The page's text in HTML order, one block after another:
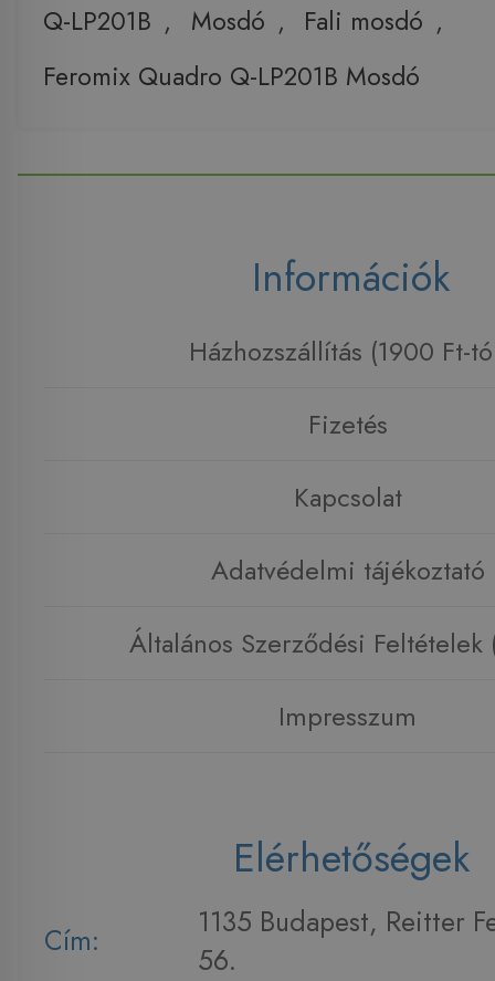
Q-LP201B , Mosdó , Fali mosdó ,
Feromix Quadro Q-LP201B Mosdó
Információk
Házhozszállítás (1900 Ft-
Fizetés
Kapcsolat
Adatvédelmi tájékoztató
Általános Szerződési Feltételek
Impresszum
Elérhetőségek
Cím:
1135 Budapest, Reitter
56.